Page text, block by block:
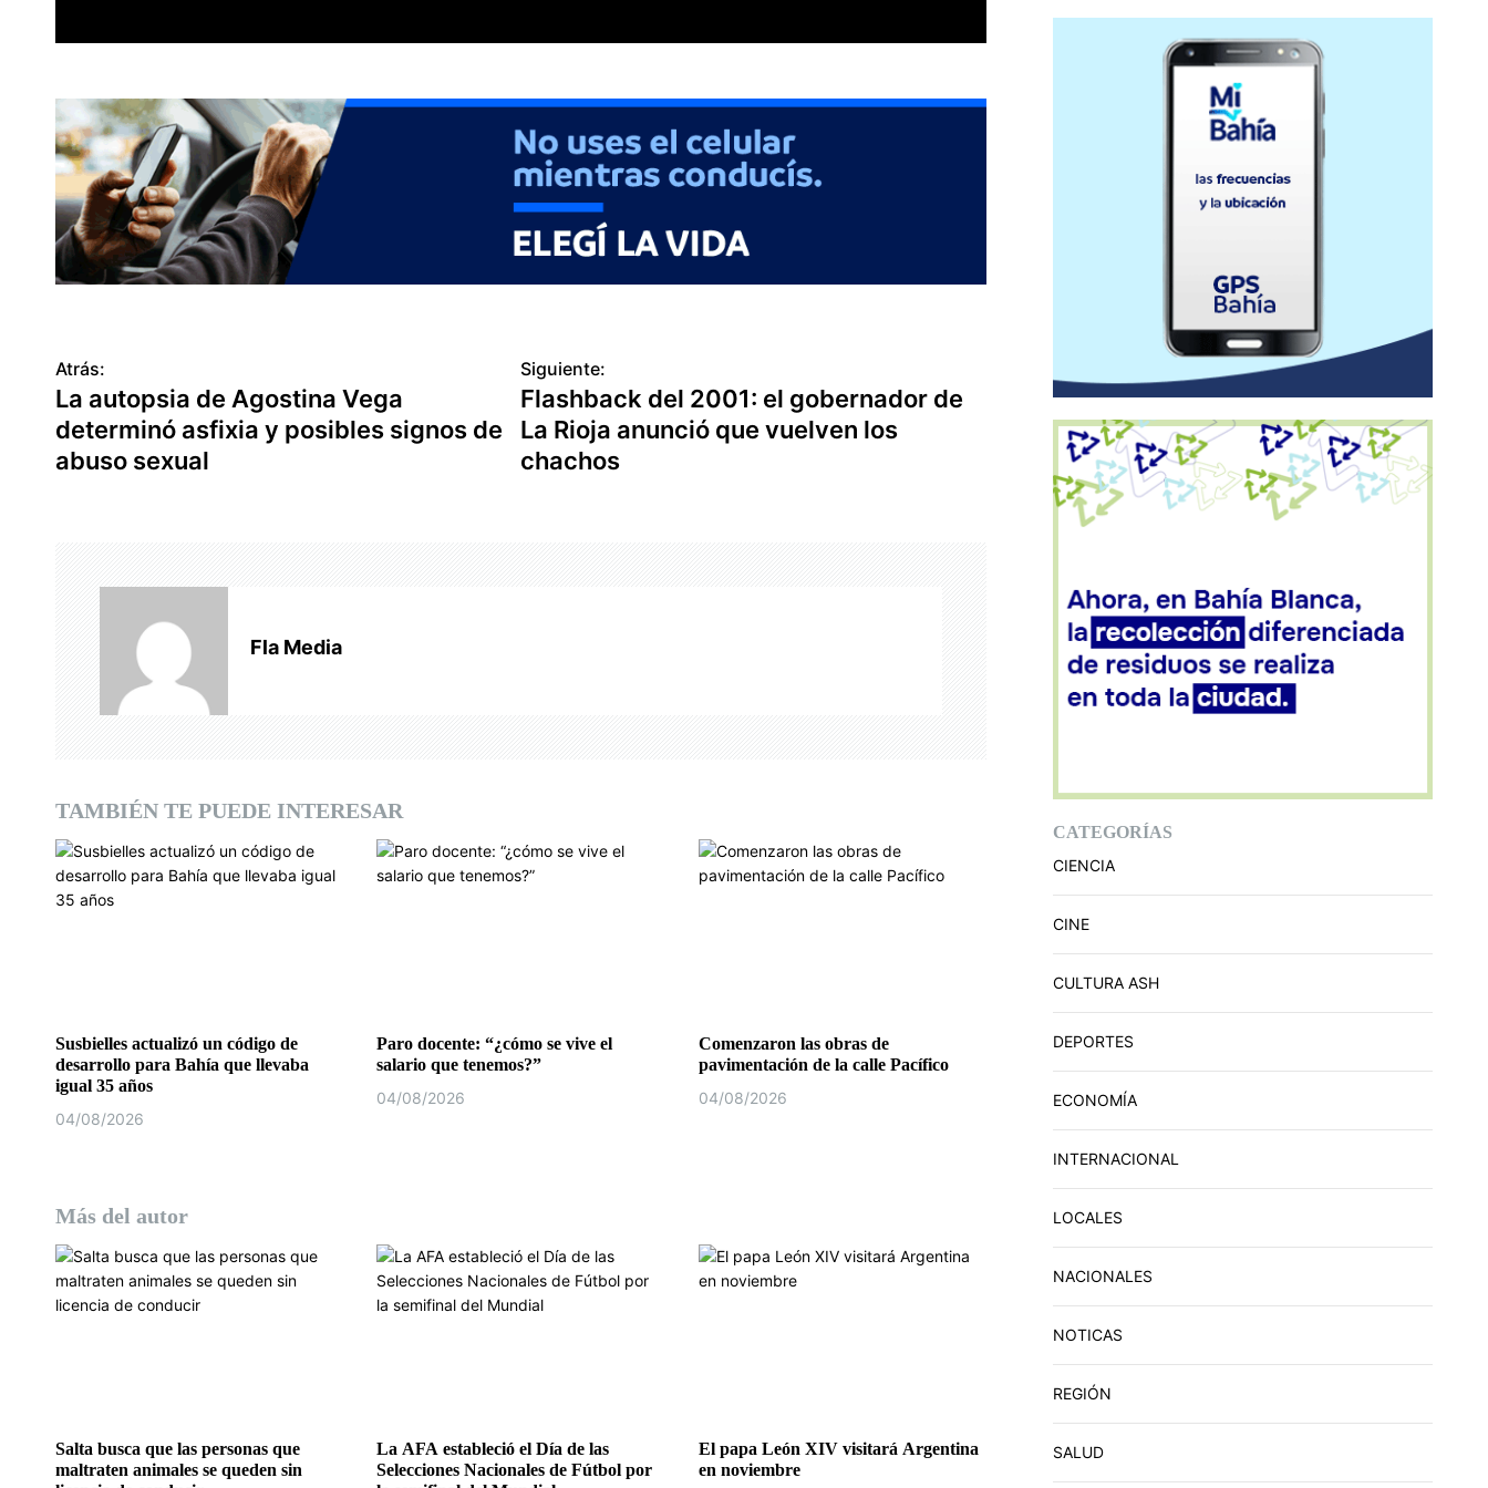
N
a
v
e
e
a
d
a
Atrás:
La autopsia de Agostina Vega
determinó asfixia y posibles signos de
abuso sexual
Siguiente:
Flashback del 2001: el gobernador de
La Rioja anunció que vuelven los
chachos
Fla Media
TAMBIÉN TE PUEDE INTERESAR
Susbielles actualizó un código de
desarrollo para Bahía que llevaba
igual 35 años
04/08/2026
Paro docente: “¿cómo se vive el
salario que tenemos?”
04/08/2026
Comenzaron las obras de
pavimentación de la calle Pacífico
04/08/2026
Más del autor
Salta busca que las personas que
maltraten animales se queden sin
La AFA estableció el Día de las
Selecciones Nacionales de Fútbol por
El papa León XIV visitará Argentina
en noviembre
CATEGORÍAS
CIENCIA
CINE
CULTURA ASH
DEPORTES
ECONOMÍA
INTERNACIONAL
LOCALES
NACIONALES
NOTICAS
REGIÓN
SALUD